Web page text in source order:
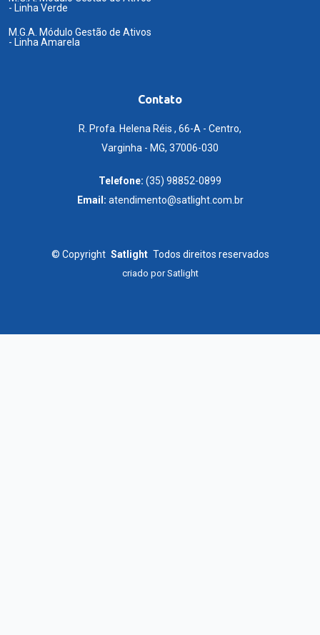
- Linha Verde
M.G.A. Módulo Gestão de Ativos
- Linha Amarela
Contato
R. Profa. Helena Réis , 66-A - Centro,
Varginha - MG, 37006-030
Telefone: (35) 98852-0899
Email: atendimento@satlight.com.br
© Copyright Satlight Todos direitos reservados
criado porSatlight